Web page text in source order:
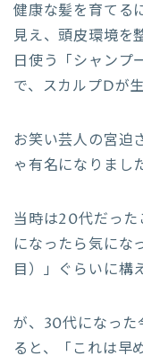
健康な髪を育てる
見え、頭皮環境を
日使う「シャンプ
で、スカルプDが
お笑い芸人の宮迫
ゃ有名になりまし
当時は20代だった
になったら気にな
目）」ぐらいに構
が、30代になった
ると、「これは早